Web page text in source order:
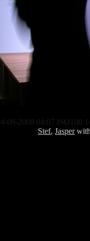
14-09-2008 04:07 ISO100
Stef,Jasper